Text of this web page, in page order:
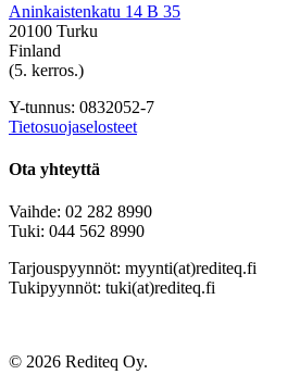
Aninkaistenkatu 14 B 35
20100 Turku
Finland
(5. kerros.)
Y-tunnus: 0832052-7
Tietosuojaselosteet
Ota yhteyttä
Vaihde: 02 282 8990
Tuki: 044 562 8990
Tarjouspyynnöt: myynti(at)rediteq.fi
Tukipyynnöt: tuki(at)rediteq.fi
© 2026 Rediteq Oy.